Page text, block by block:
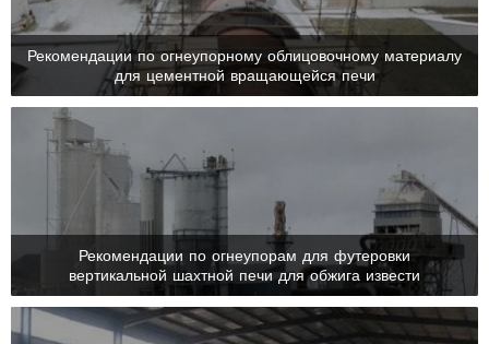
Рекомендации по огнеупорному облицовочному материалу
для цементной вращающейся печи
Рекомендации по огнеупорам для футеровки
вертикальной шахтной печи для обжига извести